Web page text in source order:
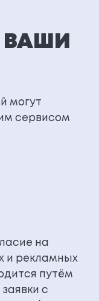
могут
сервисом
на
и рекламных
путём
с